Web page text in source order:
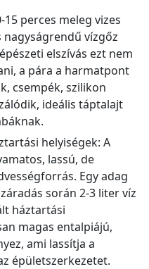
15 perces meleg vizes
vízgőz
elszívás ezt nem
a pára a harmatpont
csempék, szilikon
ideális táptalajt
helyiségek: A
lassú, de
Egy adag
során 2-3 liter víz
háztartási
magas entalpiájú,
ami lassítja a
épületszerkezetet.